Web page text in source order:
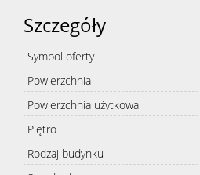
Szczegóły
Symbol oferty
Powierzchnia
Powierzchnia użytkowa
Piętro
Rodzaj budynku